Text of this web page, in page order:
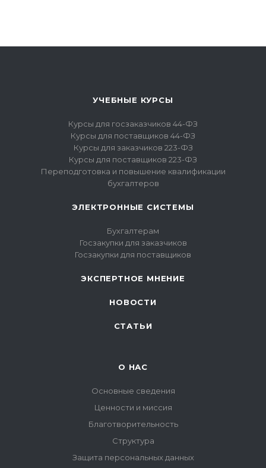
УЧЕБНЫЕ КУРСЫ
Курсы для госзаказчиков 44-ФЗ
Курсы для поставщиков 44-ФЗ
Курсы для заказчиков 223-ФЗ
Курсы для поставщиков 223-ФЗ
Переподготовка и повышение квалификации
бухгалтеров
ЭЛЕКТРОННЫЕ СИСТЕМЫ
Бухгалтерам
Госзакупки для заказчиков
Госзакупки для поставщиков
ЭКСПЕРТНОЕ МНЕНИЕ
НОВОСТИ
СТАТЬИ
О НАС
Основные сведения
Ценности и миссия
Благотворительность
Структура
Защита персональных данных